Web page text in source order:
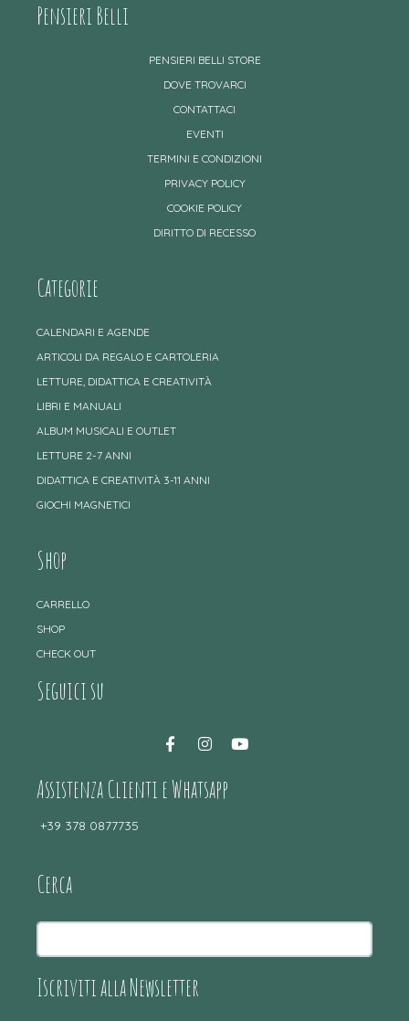
Pensieri Belli
PENSIERI BELLI STORE
DOVE TROVARCI
CONTATTACI
EVENTI
TERMINI E CONDIZIONI
PRIVACY POLICY
COOKIE POLICY
DIRITTO DI RECESSO
Categorie
CALENDARI E AGENDE
ARTICOLI DA REGALO E CARTOLERIA
LETTURE, DIDATTICA E CREATIVITÀ
LIBRI E MANUALI
ALBUM MUSICALI E OUTLET
LETTURE 2-7 ANNI
DIDATTICA E CREATIVITÀ 3-11 ANNI
GIOCHI MAGNETICI
Shop
CARRELLO
SHOP
CHECK OUT
Seguici su
Assistenza Clienti e Whatsapp
+39 378 0877735
Cerca
Iscriviti alla Newsletter